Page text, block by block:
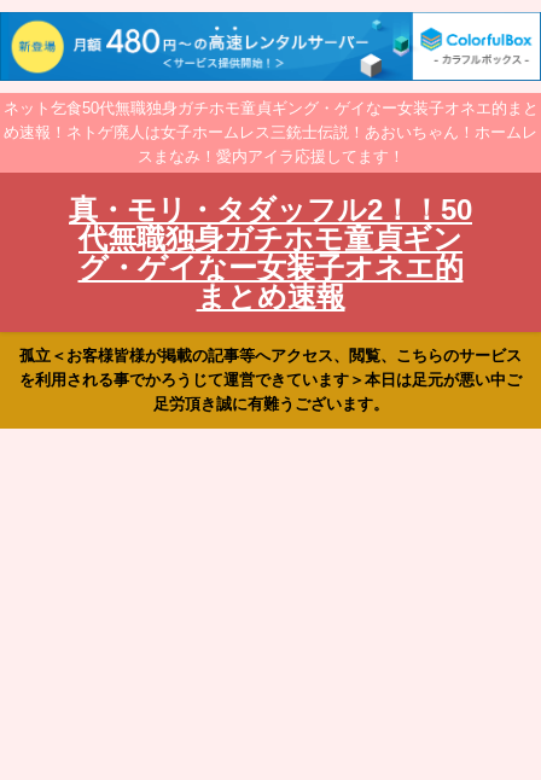
ネット乞食50代無職独身ガチホモ童貞ギング・ゲイなー女装子オネエ的まと
め速報！ネトゲ廃人は女子ホームレス三銃士伝説！あおいちゃん！ホームレ
スまなみ！愛内アイラ応援してます！
真・モリ・タダッフル2！！50
代無職独身ガチホモ童貞ギン
グ・ゲイなー女装子オネエ的
まとめ速報
孤立＜お客様皆様が掲載の記事等へアクセス、閲覧、こちらのサービス
を利用される事でかろうじて運営できています＞本日は足元が悪い中ご
足労頂き誠に有難うございます。